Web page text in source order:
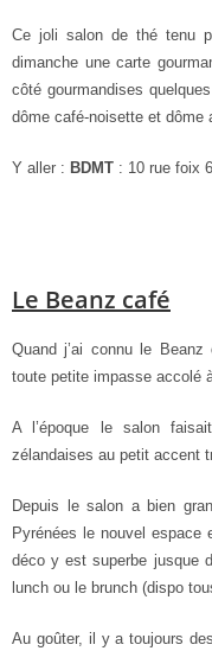
Ce joli salon de thé tenu
dimanche une carte
côté gourmandises
dôme café-noisette et dôme
Y aller : BDMT : 10 rue foix
Le Beanz café
Quand j’ai connu le
toute petite impasse accolé
A l’époque le salon
zélandaises au petit accent
Depuis le salon a bien
Pyrénées le nouvel espace
déco y est superbe jusque
lunch ou le brunch (dispo
Au goûter, il y a toujours